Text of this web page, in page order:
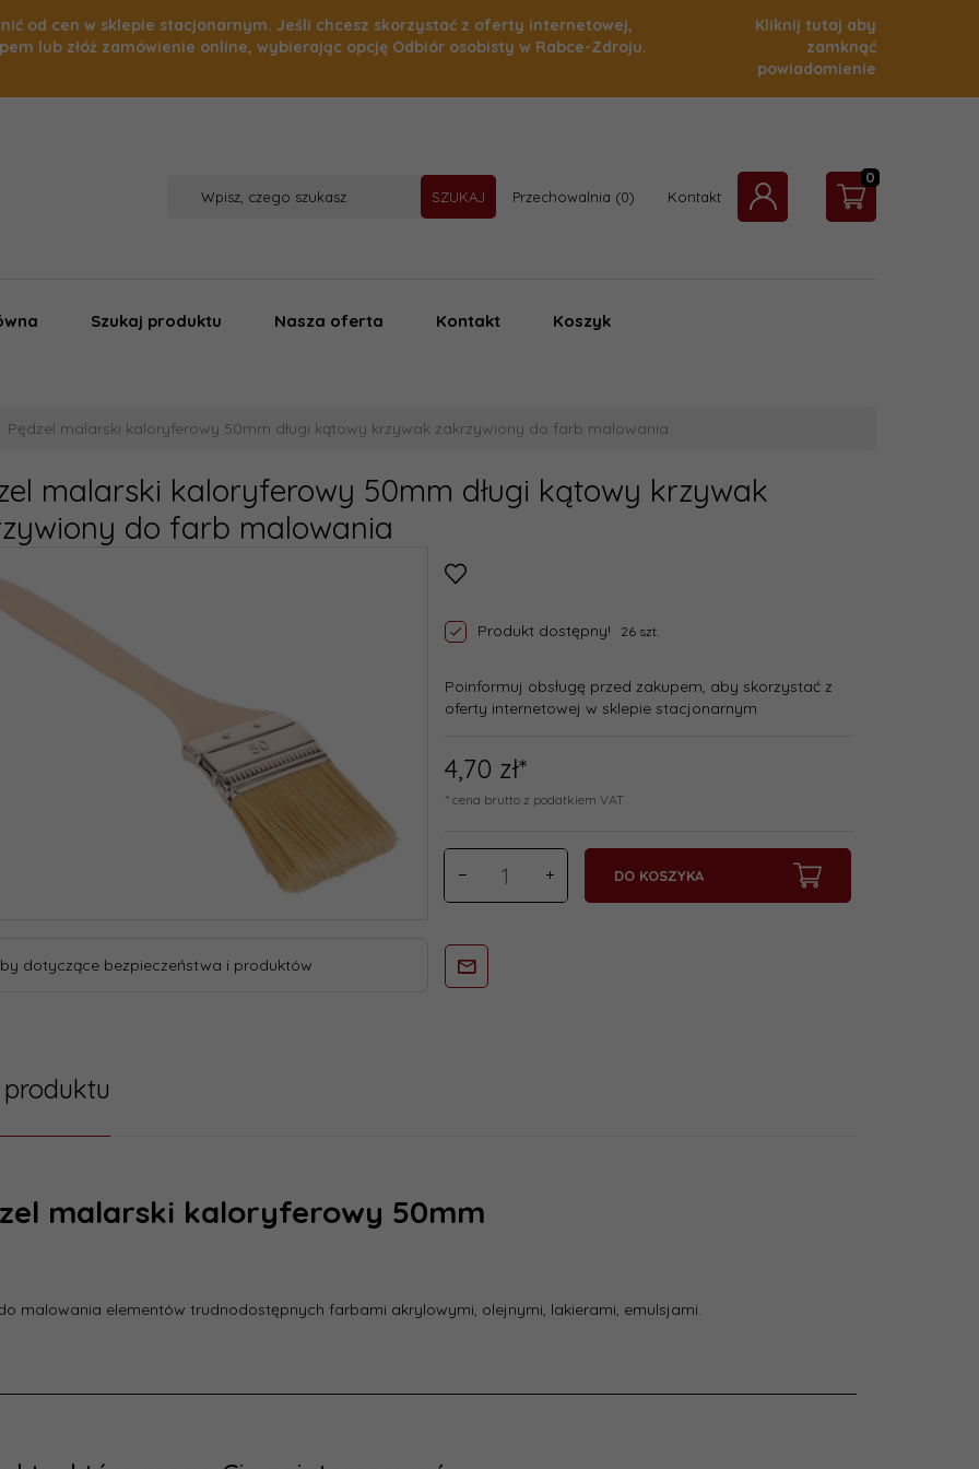
od cen w sklepie stacjonarnym. Jeśli chcesz skorzystać z oferty internetowej,
lub złóż zamówienie online, wybierając opcję Odbiór osobisty w Rabce-Zdroju.
Kliknij tutaj aby
zamknąć
powiadomienie
SZUKAJ Przechowalnia Kontakt
0
Szukaj produktu Nasza oferta Kontakt Koszyk
Pędzel malarski kaloryferowy 50mm długi kątowy krzywak zakrzywiony do farb malowania
malarski kaloryferowy 50mm długi kątowy krzywak
do farb malowania
dotyczące bezpieczeństwa i produktów
Produkt dostępny! 26 szt.
Poinformuj obsługę przed zakupem, aby skorzystać z
oferty internetowej w sklepie stacjonarnym
4,70 zł*
* cena brutto z podatkiem VAT
DO KOSZYKA
malarski kaloryferowy 50mm
malowania elementów trudnodostępnych farbami akrylowymi, olejnymi, lakierami, emulsjami.